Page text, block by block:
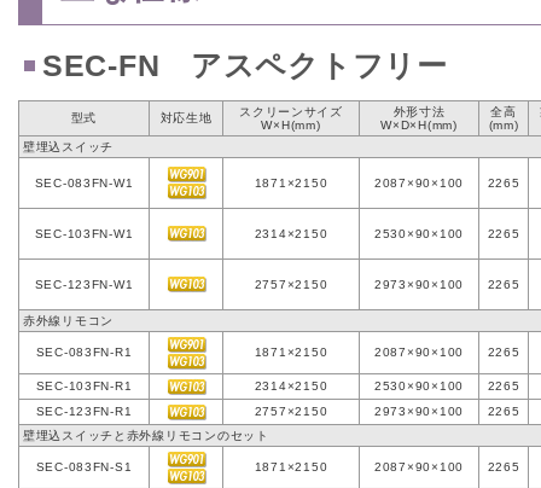
SEC-FN アスペクトフリー
型式 対応生地
スクリーンサイズ
W×H(mm)
外形寸法
W×D×H(mm)
全高
(mm)
壁埋込スイッチ
SEC-083FN-W1 1871×2150 2087×90×100 2265
SEC-103FN-W1 2314×2150 2530×90×100 2265
SEC-123FN-W1 2757×2150 2973×90×100 2265
赤外線リモコン
SEC-083FN-R1 1871×2150 2087×90×100 2265
SEC-103FN-R1 2314×2150 2530×90×100
2265
SEC-123FN-R1
2757×2150 2973×90×100
2265
壁埋込スイッチと赤外線リモコンのセット
SEC-083FN-S1 1871×2150 2087×90×100 2265